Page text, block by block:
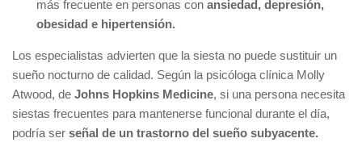
más frecuente en personas con ansiedad, depresión,
obesidad e hipertensión.
Los especialistas advierten que la siesta no puede sustituir un
sueño nocturno de calidad. Según la psicóloga clínica Molly
Atwood, de Johns Hopkins Medicine, si una persona necesita
siestas frecuentes para mantenerse funcional durante el día,
podría ser señal de un trastorno del sueño subyacente.